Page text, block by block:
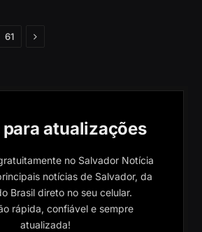
61 Próximo
atualizações
no Salvador Notícia
notícias de Salvador, da
Brasil direto no seu celular.
rápida, confiável e sempre
atualizada!